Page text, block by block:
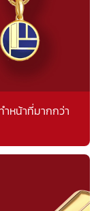
หน้าที่มากกว่า